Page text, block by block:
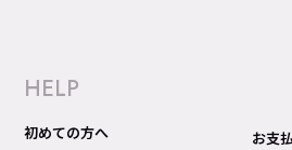
HELP
初めての方へ
お支